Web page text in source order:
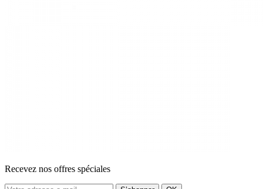
Recevez nos offres spéciales